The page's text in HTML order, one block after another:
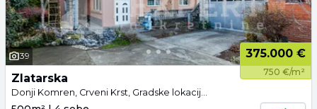
39 375.000 €
750 €/m²
Zlatarska
Donji Komren, Crveni Krst, Gradske lokacije, Niš